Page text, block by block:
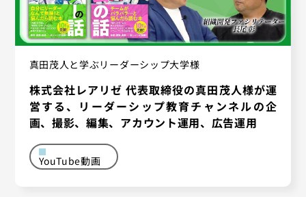
真田茂人と学ぶリーダーシップ大学様
株式会社レアリゼ 代表取締役の真田茂人様が運
営する、リーダーシップ教育チャンネルの企
画、撮影、編集、アカウント運用、広告運用
YouTube動画